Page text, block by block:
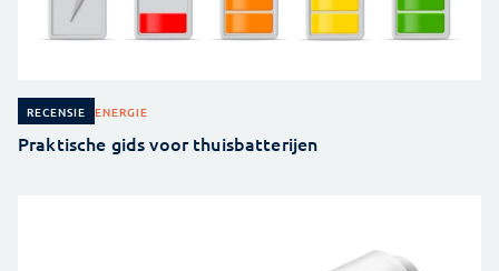
RECENSIE ENERGIE
Praktische gids voor thuisbatterijen